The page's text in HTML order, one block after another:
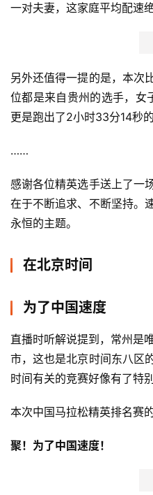
一对夫妻，这家庭平均配速
另外还值得一提的是，本次
位都是来自贵州的选手，女
更是跑出了2小时33分14秒
……
感谢各位精英选手送上了一
在于不断追求、不断坚持。
永恒的主题。
在北京时间
为了中国速度
直播时听解说提到，常州是
市，这也是北京时间东八区
时间有关的竞赛好像有了特
本次中国马拉松精英排名赛
聚！为了中国速度！